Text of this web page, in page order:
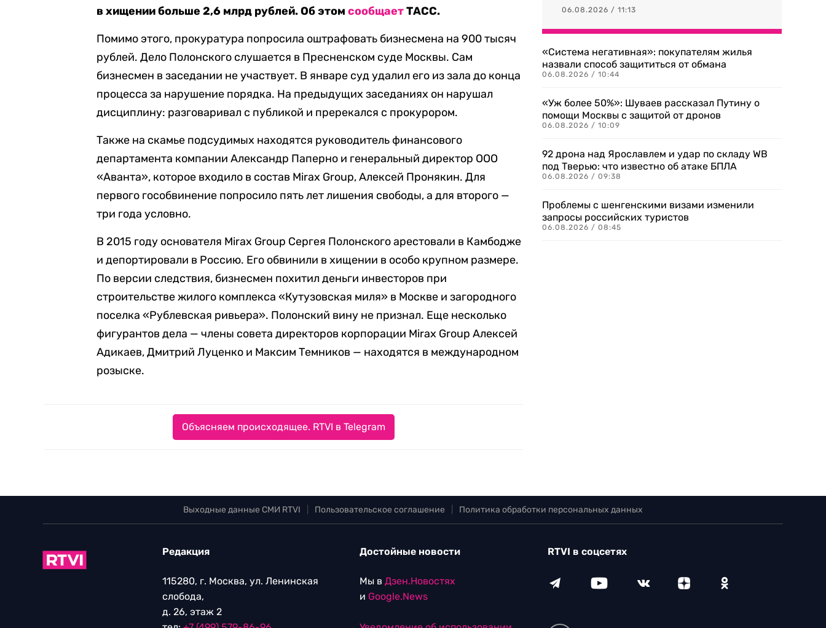
в хищении больше 2,6 млрд рублей. Об этомсообщаетТАСС.
Помимо этого, прокуратура попросила оштрафовать бизнесмена на 900 тысяч
рублей. Дело Полонского слушается в Пресненском суде Москвы. Сам
бизнесмен в заседании не участвует. В январе суд удалил его из зала до конца
процесса за нарушение порядка. На предыдущих заседаниях он нарушал
дисциплину: разговаривал с публикой и пререкался с прокурором.
Также на скамье подсудимых находятся руководитель финансового
департамента компании Александр Паперно и генеральный директор ООО
«Аванта», которое входило в состав Mirax Group, Алексей Пронякин. Для
первого гособвинение попросило пять лет лишения свободы, а для второго —
три года условно.
В 2015 году основателя Mirax Group Сергея Полонского арестовали в Камбодже
и депортировали в Россию. Его обвинили в хищении в особо крупном размере.
По версии следствия, бизнесмен похитил деньги инвесторов при
строительстве жилого комплекса «Кутузовская миля» в Москве и загородного
поселка «Рублевская ривьера». Полонский вину не признал. Еще несколько
фигурантов дела — члены совета директоров корпорации Mirax Group Алексей
Адикаев, Дмитрий Луценко и Максим Темников — находятся в международном
розыске.
Объясняем происходящее. RTVI в Telegram
06.08.2026 / 11:13
«Система негативная»: покупателям жилья
назвали способ защититься от обмана
06.08.2026 / 10:44
«Уж более 50%»: Шуваев рассказал Путину о
помощи Москвы с защитой от дронов
06.08.2026 / 10:09
92 дрона над Ярославлем и удар по складу WB
под Тверью: что известно об атаке БПЛА
06.08.2026 / 09:38
Проблемы с шенгенскими визами изменили
запросы российских туристов
06.08.2026 / 08:45
Выходные данные СМИ RTVI Пользовательское соглашение Политика обработки персональных данных
Редакция
115280, г. Москва, ул. Ленинская
слобода,
д. 26, этаж 2
Достойные новости
Мы в Дзен.Новостях
и Google.News
RTVI в соцсетях